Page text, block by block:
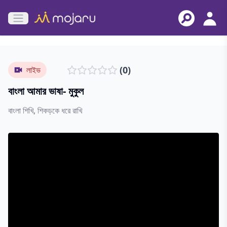
Open main menu
লাইভ (0)
বাংলা আমার ভাষা- মুকুল
বাংলা শিখি, শিকড়কে ধরে রাখি